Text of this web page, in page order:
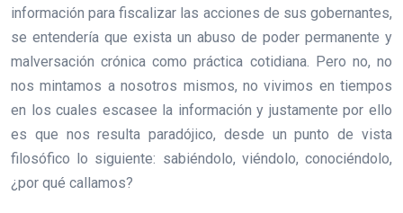
información para fiscalizar las acciones de sus gobernantes,
se entendería que exista un abuso de poder permanente y
malversación crónica como práctica cotidiana. Pero no, no
nos mintamos a nosotros mismos, no vivimos en tiempos
en los cuales escasee la información y justamente por ello
es que nos resulta paradójico, desde un punto de vista
filosófico lo siguiente: sabiéndolo, viéndolo, conociéndolo,
¿por qué callamos?